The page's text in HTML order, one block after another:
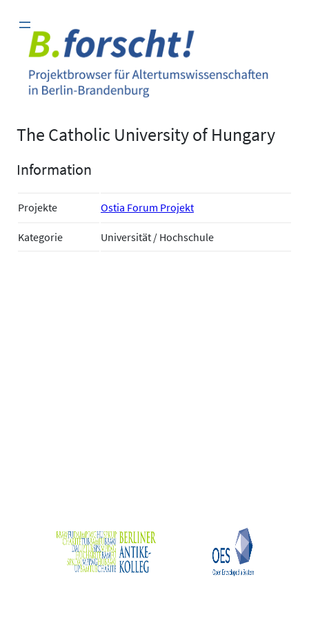
Inhalt
springen
The Catholic University of Hungary
Information
Projekte Ostia Forum Projekt
Kategorie Universität / Hochschule